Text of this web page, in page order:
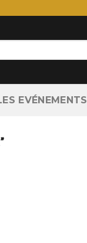
EVÉNEMENTS